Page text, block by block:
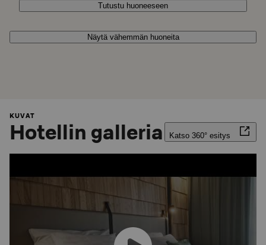
Tutustu huoneeseen
Näytä vähemmän huoneita
KUVAT
Hotellin galleria Katso 360° esitys